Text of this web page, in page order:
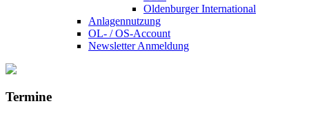
Oldenburger International
Anlagennutzung
OL- / OS-Account
Newsletter Anmeldung
Termine